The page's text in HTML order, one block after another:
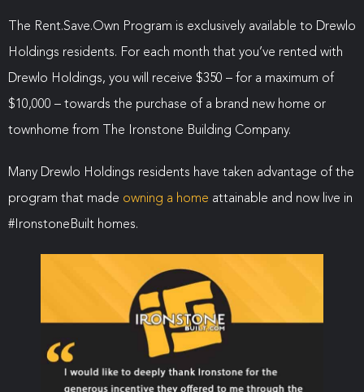
The Rent.Save.Own Program is exclusively available to Drewlo
Holdings residents. For each month that you’ve rented with
Drewlo Holdings, you will receive $350 – for a maximum of
$10,000 – towards the purchase of a brand new home or
townhome from The Ironstone Building Company.
Many Drewlo Holdings residents have taken advantage of the
program that made owning a home attainable and now live in
#IronstoneBuilt homes.